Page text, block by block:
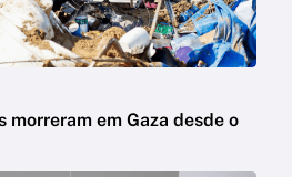
morreram em Gaza desde o